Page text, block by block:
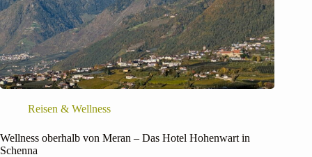
Reisen & Wellness
Wellness oberhalb von Meran – Das Hotel Hohenwart in
Schenna